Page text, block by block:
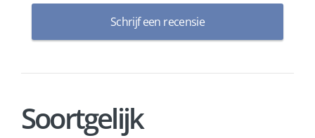
Schrijf een recensie
Soortgelijk